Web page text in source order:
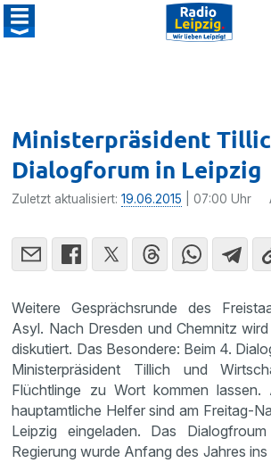
Minister­präsident
Dialogforum in Leipzig
Zuletzt aktualisiert:19.06.2015 | 07:00 Uhr
Weitere Gesprächs­runde des
Asyl. Nach Dresden und Chemnitz
disku­tiert. Das Beson­dere: Beim 4.
Minis­ter­prä­si­dent Tillich und
Flücht­linge zu Wort kommen
haupt­amt­liche Helfer sind am Freitag-
Leipzig einge­laden. Das
Regie­rung wurde Anfang des Jahres